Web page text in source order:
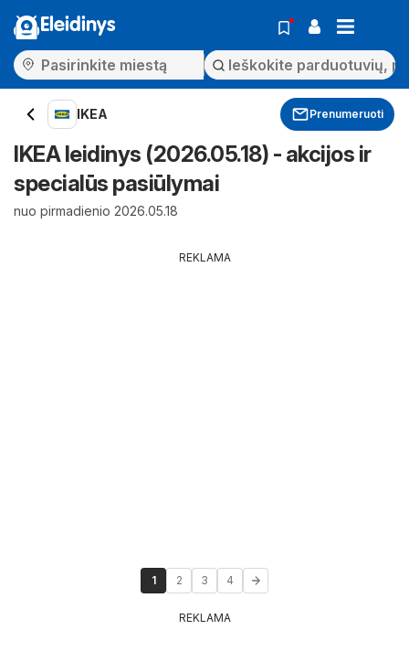
Eleidinys
IKEA Prenumeruoti
IKEA leidinys (2026.05.18) - akcijos ir
specialūs pasiūlymai
nuo pirmadienio 2026.05.18
REKLAMA
1 2 3 4
REKLAMA